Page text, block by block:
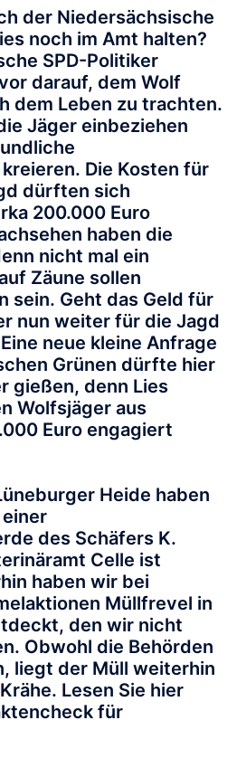
der Niedersächsische
noch im Amt halten?
SPD-Politiker
darauf, dem Wolf
dem Leben zu trachten.
Jäger einbeziehen
Die Kosten für
dürften sich
200.000 Euro
haben die
nicht mal ein
Zäune sollen
sein. Geht das Geld für
nun weiter für die Jagd
neue kleine Anfrage
Grünen dürfte hier
gießen, denn Lies
Wolfsjäger aus
Euro engagiert
Heide haben
des Schäfers K.
Celle ist
haben wir bei
Müllfrevel in
den wir nicht
Obwohl die Behörden
liegt der Müll weiterhin
Lesen Sie hier
für